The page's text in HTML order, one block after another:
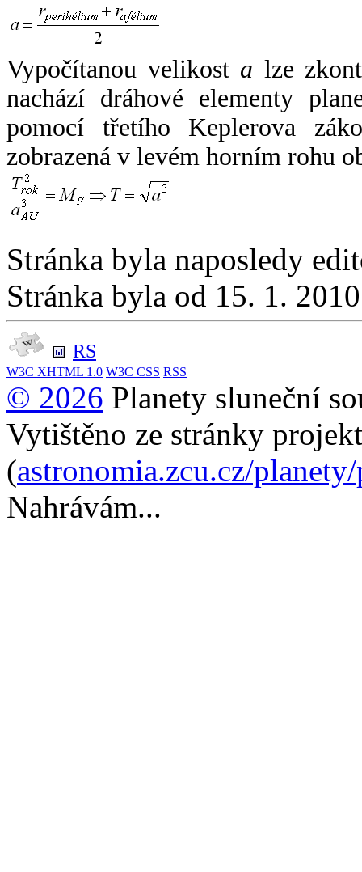
Vypočítanou velikost a lze
nachází dráhové elementy
pomocí třetího Keplerova
zobrazená v levém horním rohu
Stránka byla naposledy
Stránka byla od 15. 1.
RS
W3C XHTML 1.0 W3C CSS RSS
© 2026 Planety sluneční
Vytištěno ze stránky
(astronomia.zcu.cz/
Nahrávám...